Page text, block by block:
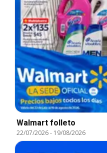
Walmart folleto
22/07/2026- 19/08/2026